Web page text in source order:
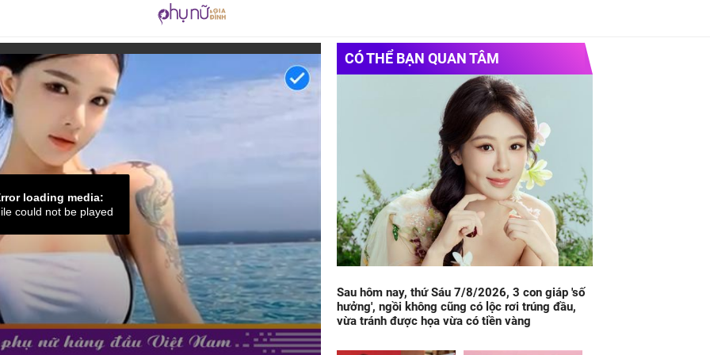
loading media:
could not be played
CÓ THỂ BẠN QUAN TÂM
Sau hôm nay, thứ Sáu 7/8/2026, 3 con giáp 'số
hưởng', ngồi không cũng có lộc rơi trúng đầu,
vừa tránh được họa vừa có tiền vàng